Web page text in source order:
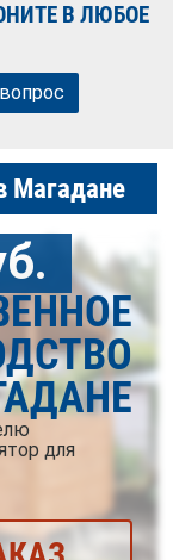
В ЛЮБОЕ
Магадане
для